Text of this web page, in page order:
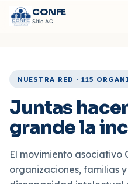
CONFE
SitioAC
NUESTRA RED · 115
Juntas
grande la
El movimiento asociativo
organizaciones, familias